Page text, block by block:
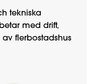
tekniska
med drift,
flerbostadshus